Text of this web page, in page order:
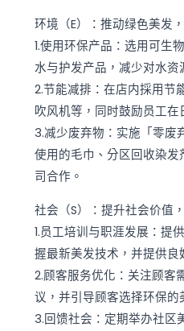
环境（E）：推动绿色美发
1.使用环保产品：选用可生
水与护发产品，减少对水资
2.节能减排：在店内採用节
吹风机等，同时鼓励员工在
3.减少废弃物：实施「零废
使用的毛巾、分区回收染
司合作。
社会（S）：提升社会价值
1.员工培训与职涯发展：提
握最新美发技术，并提供良
2.顾客服务优化：关注顾客
议，并引导顾客选择环保的
3.回馈社会：定期举办社区